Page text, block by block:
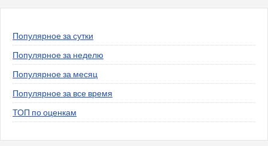
Популярное за сутки
Популярное за неделю
Популярное за месяц
Популярное за все время
ТОП по оценкам